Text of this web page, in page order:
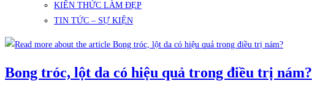
KIẾN THỨC LÀM ĐẸP
TIN TỨC – SỰ KIỆN
Bong tróc, lột da có hiệu quả trong điều trị nám?